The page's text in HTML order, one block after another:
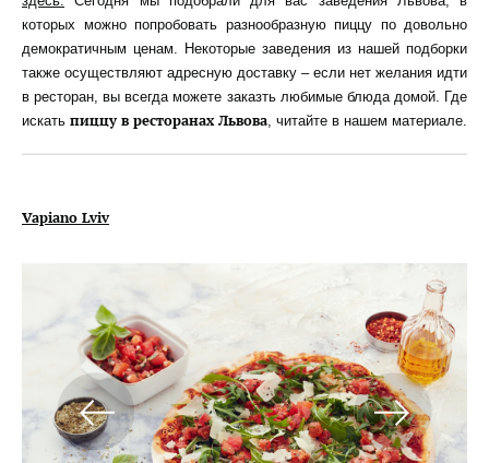
которых можно попробовать разнообразную пиццу по довольно
демократичным ценам. Некоторые заведения из нашей подборки
также осуществляют адресную доставку – если нет желания идти
в ресторан, вы всегда можете заказть любимые блюда домой. Где
искать пиццу в ресторанах Львова, читайте в нашем материале.
Vapiano Lviv